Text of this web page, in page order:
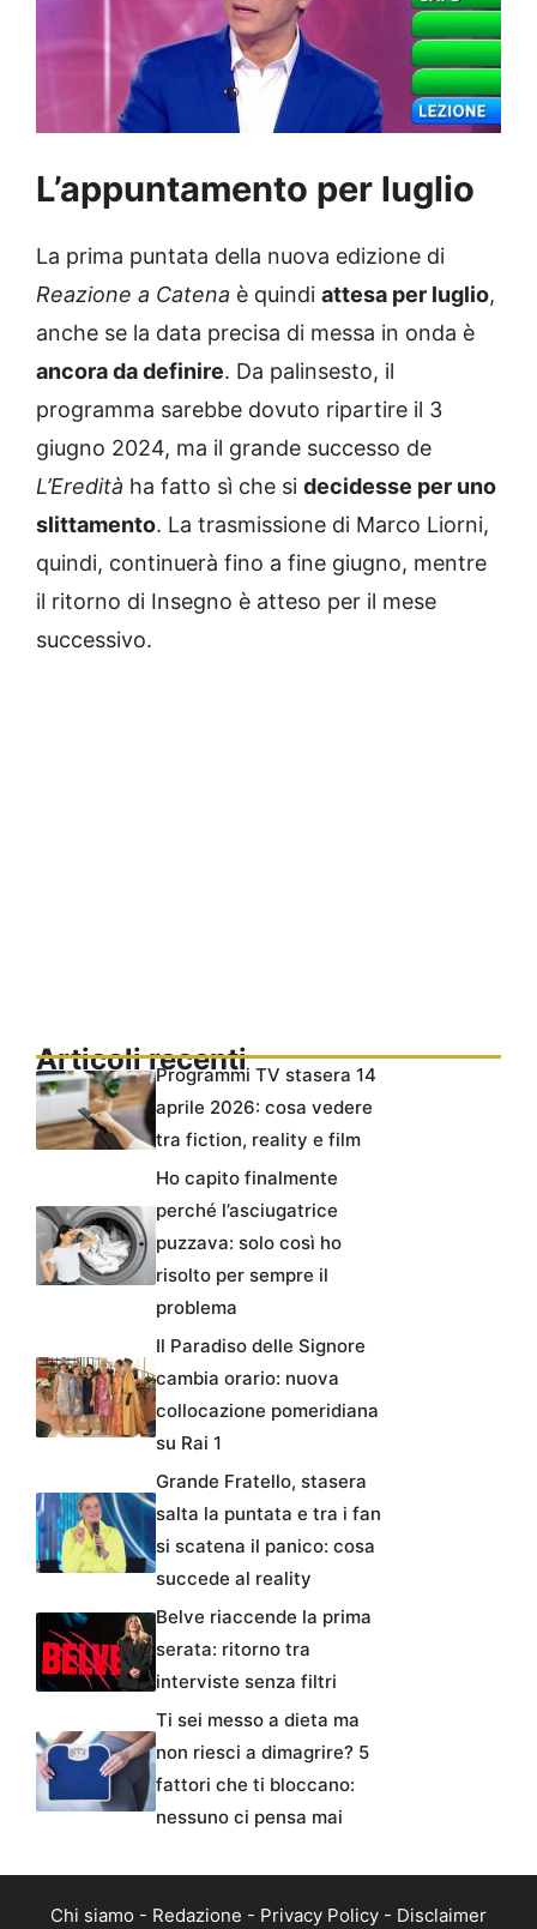
L’appuntamento per luglio
La prima puntata della nuova edizione di
Reazione a Catena è quindi attesa per luglio,
anche se la data precisa di messa in onda è
ancora da definire. Da palinsesto, il
programma sarebbe dovuto ripartire il 3
giugno 2024, ma il grande successo de
L’Eredità ha fatto sì che si decidesse per uno
slittamento. La trasmissione di Marco Liorni,
quindi, continuerà fino a fine giugno, mentre
il ritorno di Insegno è atteso per il mese
successivo.
Articoli recentiProgrammi TV stasera 14
aprile 2026: cosa vedere
tra fiction, reality e film
Ho capito finalmente
perché l’asciugatrice
puzzava: solo così ho
risolto per sempre il
problema
Il Paradiso delle Signore
cambia orario: nuova
collocazione pomeridiana
su Rai 1
Grande Fratello, stasera
salta la puntata e tra i fan
si scatena il panico: cosa
succede al reality
Belve riaccende la prima
serata: ritorno tra
interviste senza filtri
Ti sei messo a dieta ma
non riesci a dimagrire? 5
fattori che ti bloccano:
nessuno ci pensa mai
Chi siamo - Redazione - Privacy Policy - Disclaimer